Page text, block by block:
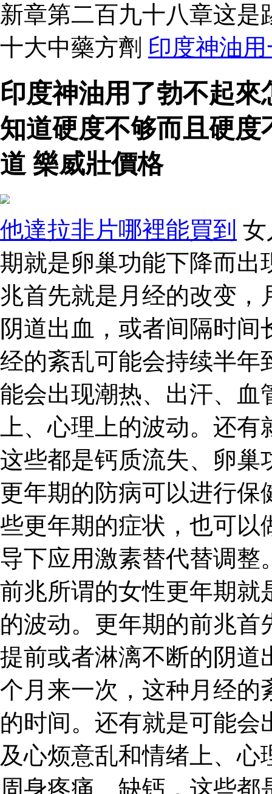
新章第二百九十八章这
十大中藥方劑 印度神油
印度神油用了勃不起
知道硬度不够而且硬
道 樂威壯價格
他達拉非片哪裡能買到 女
期就是卵巢功能下降而出
兆首先就是月经的改变，
阴道出血，或者间隔时
经的紊乱可能会持续半年
能会出现潮热、出汗、血
上、心理上的波动。还
这些都是钙质流失、卵巢
更年期的防病可以进行保
些更年期的症状，也可以
导下应用激素替代替调整
前兆所谓的女性更年期就
的波动。更年期的前兆
提前或者淋漓不断的阴道
个月来一次，这种月经的
的时间。还有就是可能
及心烦意乱和情绪上、
周身疼痛、缺钙，这些